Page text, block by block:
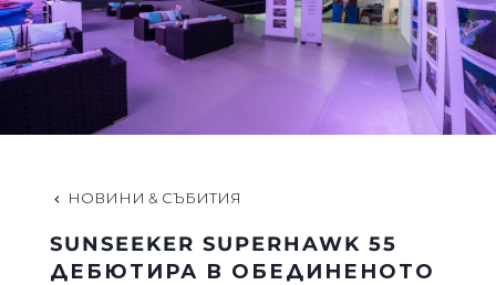
ИНОВАЦИЯ
КОМПАНИЯТА
ЕКИПЪТ
НАСЛЕДСТВО
НОВИНИ & СЪБИТИЯ
SUNSEEKER SUPERHAWK 55
ДЕБЮТИРА В ОБЕДИНЕНОТО